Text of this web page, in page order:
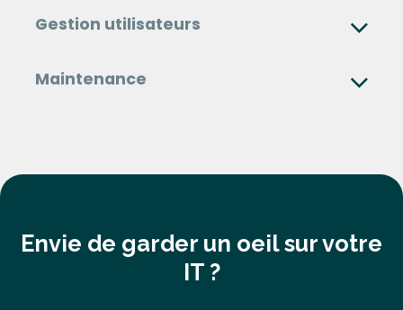
Gestion utilisateurs
Maintenance
Envie de garder un oeil sur votre
IT ?